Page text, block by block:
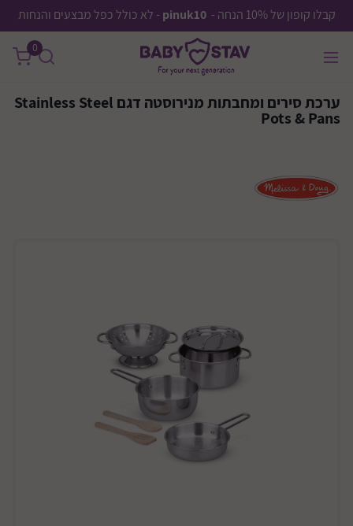
קבלו קופון של 10% הנחה - pinuk10 - לא כולל כפל מבצעים והנחות
0
ערכת סירים ומחבתות מנירוסטה דגם Stainless Steel
Pots & Pans